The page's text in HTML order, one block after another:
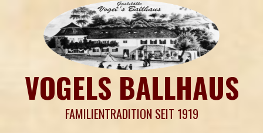
VOGELS BALLHAUS
FAMILIENTRADITION SEIT 1919